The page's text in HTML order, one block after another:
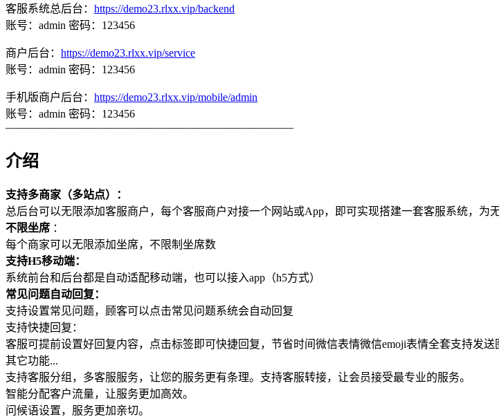
客服系统总后台： https://demo23.rlxx.vip/backend
账号：admin 密码：123456
商户后台： https://demo23.rlxx.vip/service
账号：admin 密码：123456
手机版商户后台： https://demo23.rlxx.vip/mobile/admin
账号：admin 密码：123456
——————————————————————————
介绍
支持多商家（多站点）：
总后台可以无限添加客服商户，每个客服商户对接一个网站或App，即可实现搭建一套客服系统，为无
不限坐席 ：
每个商家可以无限添加坐席，不限制坐席数
支持H5移动端：
系统前台和后台都是自动适配移动端，也可以接入app（h5方式）
常见问题自动回复：
支持设置常见问题，顾客可以点击常见问题系统会自动回复
支持快捷回复：
客服可提前设置好回复内容，点击标签即可快捷回复，节省时间微信表情微信emoji表情全套支持发送
其它功能...
支持客服分组，多客服服务，让您的服务更有条理。支持客服转接，让会员接受最专业的服务。
智能分配客户流量，让服务更加高效。
问候语设置，服务更加亲切。